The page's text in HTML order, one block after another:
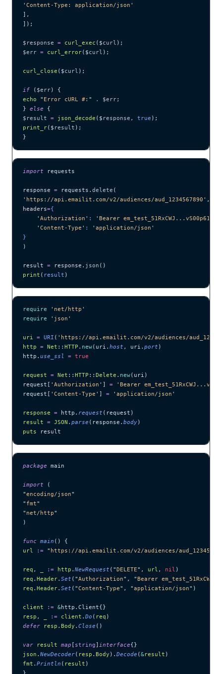
' Content-Type: application/json '
],
]);
$response = curl_exec ($curl );
$err = curl_error($curl );
curl_close ($curl );
if ( $err) {
echo " Error cURL #: " . $err;
} else {
$result = json_decode ($ response , true );
print_r($ result );
}
import requests
response = requests. delete (
' https://api.emailit.com/v2/audiences/aud_1234567890 ' ,
headers={
    '
Authorization ' : ' Bearer
    '
Content-Type ' : ' application/json '
}
)
result = response. json ()
print ( result )
require ' net/http '
require ' json '
uri = URI ( ' https://api.emailit.com/v2/audiences/
http = Net :: HTTP . new(uri. host , uri. port )
http. use_ssl = true
request = Net :: HTTP :: Delete . new(uri)
request[ ' Authorization ' ] = ' Bearer
request[ ' Content-Type ' ] = ' application/json '
response = http. request (request)
result = JSON . parse (response. body)
puts result
package main
import (
"encoding/json"
" fmt"
" net/http"
)
func main () {
url := " https://api.emailit.com/v2/audiences/
req , := http . NewRequest ( "DELETE" , url , nil )
req . Header. Set ( "Authorization" , "Bearer
req . Header. Set ( "Content-Type" , "application/json" )
client := &http.Client{}
resp , := client . Do ( req )
defer resp . Body . Close ()
var result map [ string] interface{}
json . NewDecoder( resp . Body ). Decode (&result )
fmt . Println ( result )